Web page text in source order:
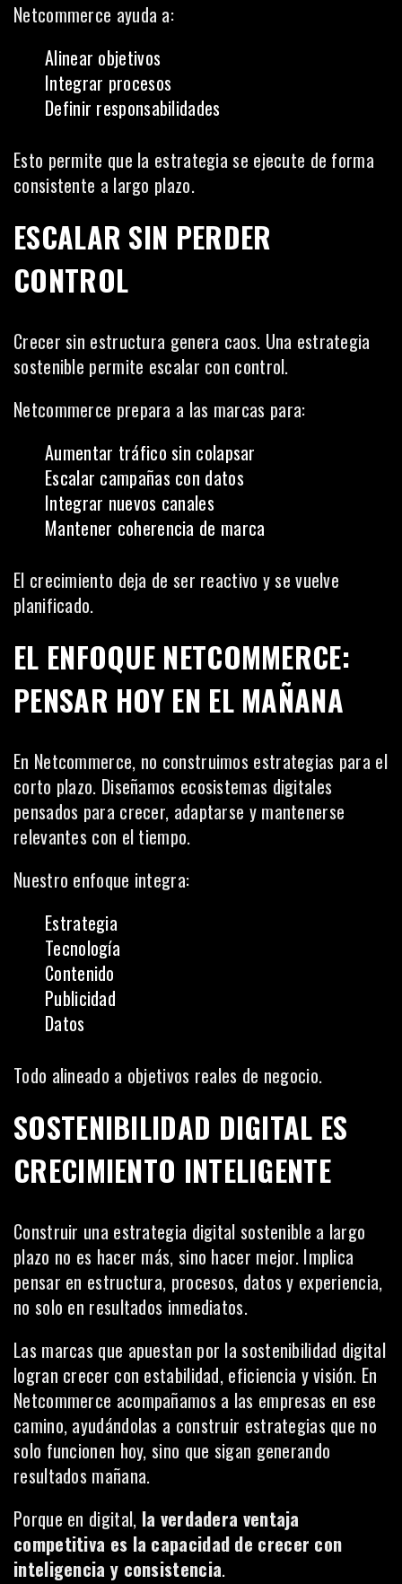
Netcommerce ayuda a:
Alinear objetivos
Integrar procesos
Definir responsabilidades
Esto permite que la estrategia se ejecute de forma
consistente a largo plazo.
ESCALAR SIN PERDER
CONTROL
Crecer sin estructura genera caos. Una estrategia
sostenible permite escalar con control.
Netcommerce prepara a las marcas para:
Aumentar tráfico sin colapsar
Escalar campañas con datos
Integrar nuevos canales
Mantener coherencia de marca
El crecimiento deja de ser reactivo y se vuelve
planificado.
EL ENFOQUE NETCOMMERCE:
PENSAR HOY EN EL MAÑANA
En Netcommerce, no construimos estrategias para el
corto plazo. Diseñamos ecosistemas digitales
pensados para crecer, adaptarse y mantenerse
relevantes con el tiempo.
Nuestro enfoque integra:
Estrategia
Tecnología
Contenido
Publicidad
Datos
Todo alineado a objetivos reales de negocio.
SOSTENIBILIDAD DIGITAL ES
CRECIMIENTO INTELIGENTE
Construir una estrategia digital sostenible a largo
plazo no es hacer más, sino hacer mejor. Implica
pensar en estructura, procesos, datos y experiencia,
no solo en resultados inmediatos.
Las marcas que apuestan por la sostenibilidad digital
logran crecer con estabilidad, eficiencia y visión. En
Netcommerce acompañamos a las empresas en ese
camino, ayudándolas a construir estrategias que no
solo funcionen hoy, sino que sigan generando
resultados mañana.
Porque en digital, la verdadera ventaja
competitiva es la capacidad de crecer con
inteligencia y consistencia.